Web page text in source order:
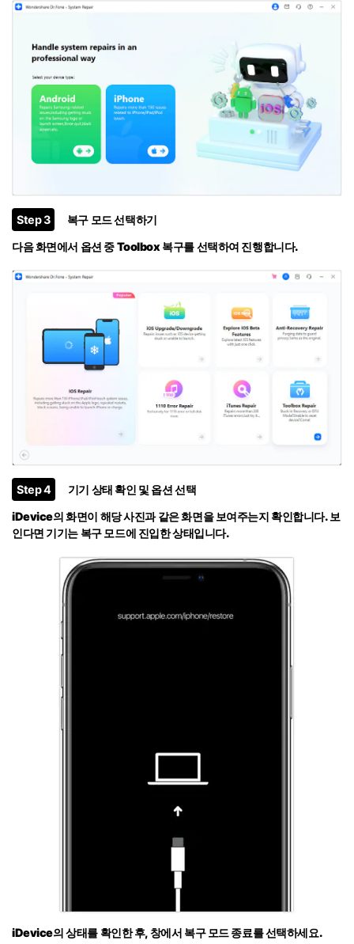
Step 3
복구 모드 선택하기
다음 화면에서 옵션 중Toolbox 복구를 선택하여 진행합니다.
Step 4
기기 상태 확인 및 옵션 선택
iDevice의 화면이 해당 사진과 같은 화면을 보여주는지 확인합니다. 보
인다면 기기는 복구 모드에 진입한 상태입니다.
iDevice의 상태를 확인한 후, 창에서 복구 모드 종료를 선택하세요.